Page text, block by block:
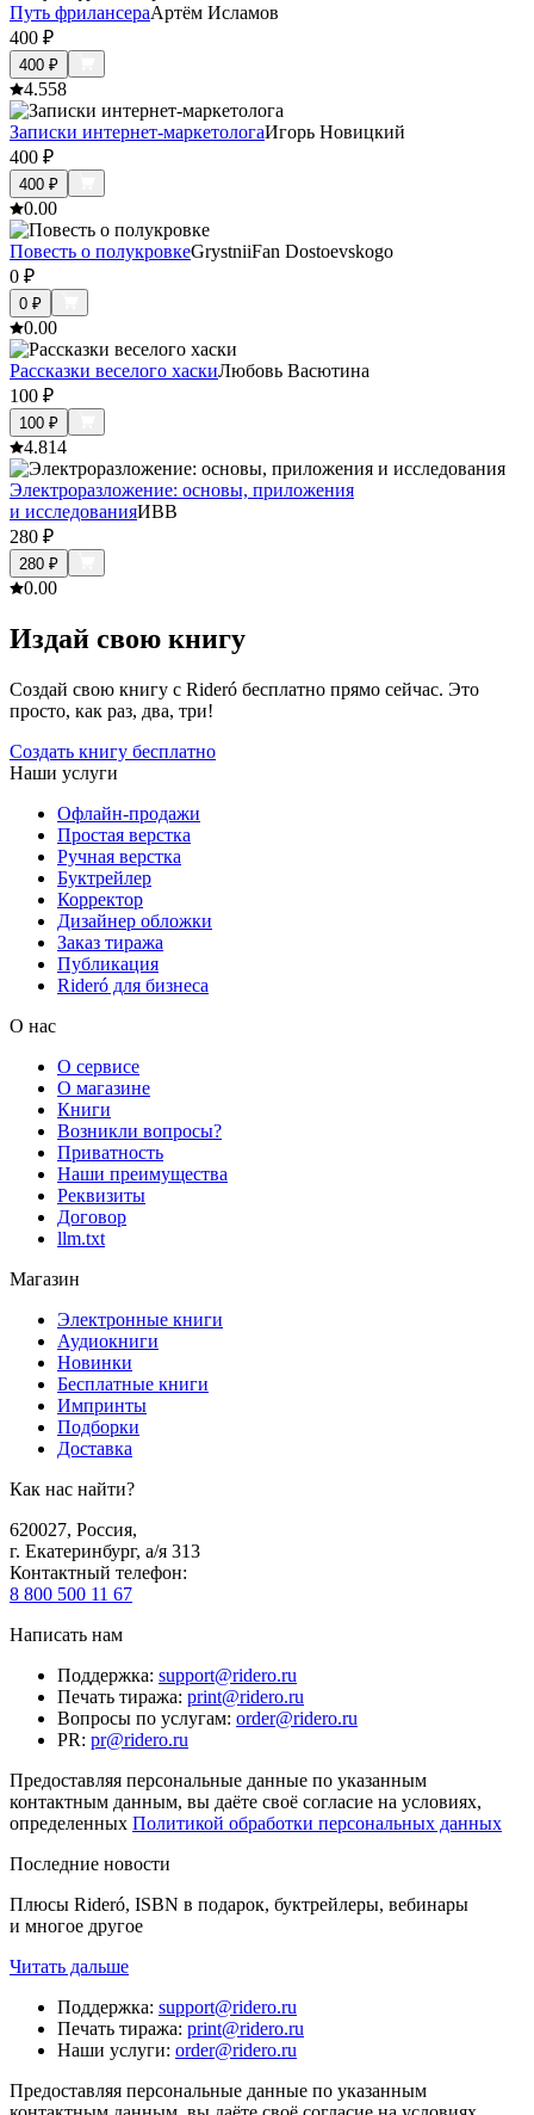
Путь фрилансераАртём Исламов
400 ₽
400 ₽
4.558
Записки интернет-маркетологаИгорь Новицкий
400 ₽
400 ₽
0.00
Повесть о полукровкеGrystniiFan Dostoevskogo
0 ₽
0 ₽
0.00
Рассказки веселого хаскиЛюбовь Васютина
100 ₽
100 ₽
4.814
Электроразложение: основы, приложения
и исследованияИВВ
280 ₽
280 ₽
0.00
Издай свою книгу
Создай свою книгу с Rideró бесплатно прямо сейчас. Это
просто, как раз, два, три!
Создать книгу бесплатно
Наши услуги
Офлайн-продажи
Простая верстка
Ручная верстка
Буктрейлер
Корректор
Дизайнер обложки
Заказ тиража
Публикация
Rideró для бизнеса
О нас
О сервисе
О магазине
Книги
Возникли вопросы?
Приватность
Наши преимущества
Реквизиты
Договор
llm.txt
Магазин
Электронные книги
Аудиокниги
Новинки
Бесплатные книги
Импринты
Подборки
Доставка
Как нас найти?
620027, Россия,
г. Екатеринбург, а/я 313
Контактный телефон:
8 800 500 11 67
Написать нам
Поддержка: support@ridero.ru
Печать тиража: print@ridero.ru
Вопросы по услугам: order@ridero.ru
PR: pr@ridero.ru
Предоставляя персональные данные по указанным
контактным данным, вы даёте своё согласие на условиях,
определенных Политикой обработки персональных данных
Последние новости
Плюсы Rideró, ISBN в подарок, буктрейлеры, вебинары
и многое другое
Читать дальше
Поддержка: support@ridero.ru
Печать тиража: print@ridero.ru
Наши услуги: order@ridero.ru
Предоставляя персональные данные по указанным